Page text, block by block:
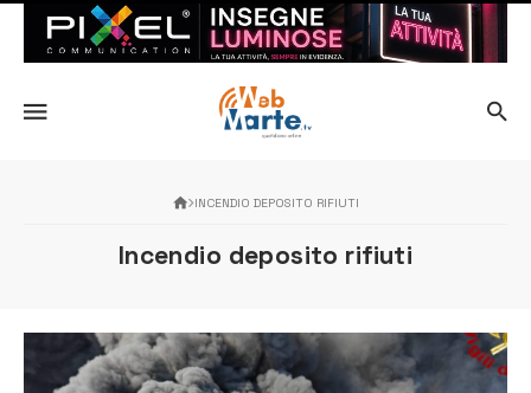
INCENDIO DEPOSITO RIFIUTI
Incendio deposito rifiuti